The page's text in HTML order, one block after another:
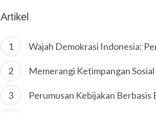
Artikel
Wajah Demokrasi Indonesia:
Memerangi Ketimpangan
Perumusan Kebijakan Berbasis